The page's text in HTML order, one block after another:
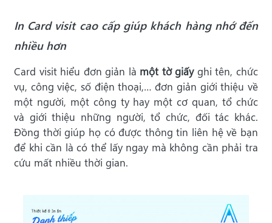
In Card visit cao cấp giúp khách hàng nhớ đến
nhiều hơn
Card visit hiểu đơn giản là một tờ giấyghi tên, chức
vụ, công việc, số điện thoại,… đơn giản giới thiệu về
một người, một công ty hay một cơ quan, tổ chức
và giới thiệu những người, tổ chức, đối tác khác.
Đồng thời giúp họ có được thông tin liên hệ về bạn
để khi cần là có thể lấy ngay mà không cần phải tra
cứu mất nhiều thời gian.